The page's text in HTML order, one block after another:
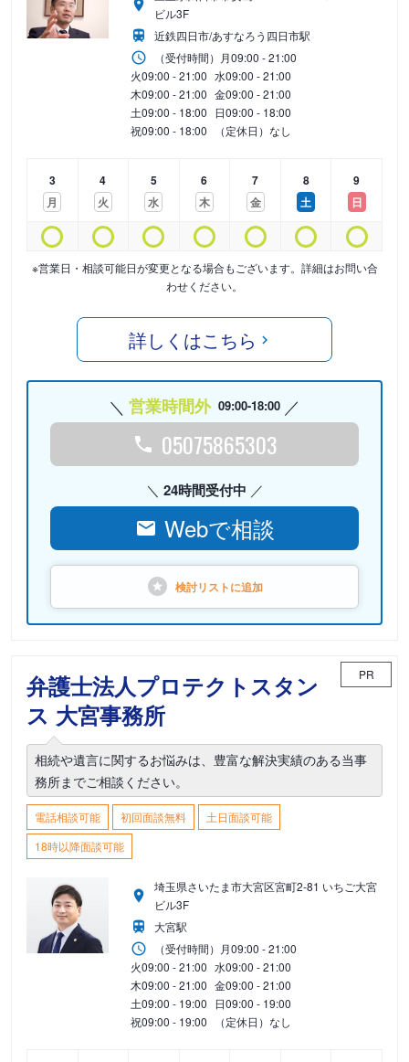
ビル3F
近鉄四日市/あすなろう四日市駅
（受付時間） 月09:00 - 21:00
火09:00 - 21:00 水09:00 - 21:00
木09:00 - 21:00 金09:00 - 21:00
土09:00 - 18:00 日09:00 - 18:00
祝09:00 - 18:00 （定休日）なし
3
月
4
火
5
水
6
木
7
金
8
土
9
日
※営業日・相談可能日が変更となる場合もございます。詳細はお問い合
わせください。
詳しくはこちら
営業時間外 09:00-18:00
05075865303
24時間受付中
Webで相談
検討リストに追加
弁護士法人プロテクトスタン
ス 大宮事務所
PR
相続や遺言に関するお悩みは、豊富な解決実績のある当事
務所までご相談ください。
電話相談可能 初回面談無料
土日面談可能
18時以降面談可能
埼玉県さいたま市大宮区宮町2-81 いちご大宮
ビル3F
大宮駅
（受付時間） 月09:00 - 21:00
火09:00 - 21:00 水09:00 - 21:00
木09:00 - 21:00 金09:00 - 21:00
土09:00 - 19:00 日09:00 - 19:00
祝09:00 - 19:00 （定休日）なし